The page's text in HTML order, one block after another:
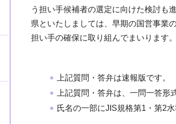
う担い手候補者の選定に向けた検討も
県といたしましては、早期の国営事業
担い手の確保に取り組んでまいります。
上記質問・答弁は速報版です。
上記質問・答弁は、一問一答
氏名の一部にJIS規格第1・第2